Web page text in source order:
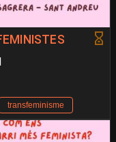
transfeminisme